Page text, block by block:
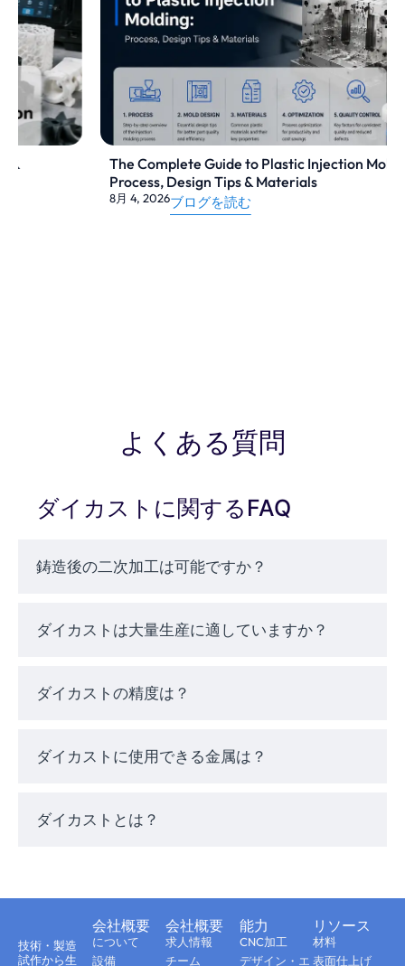
で、当社のダイカスト・サービスは、高品質
基準を維持しながら生産規模を拡大するビジ
ネスを支援します。
なぜダイカストなの
か？
ダイカストは、一貫した形状と優れた表面仕
高い生産効率
コーティングやメッキに適した滑らかな
表面
大量生産で部品単価が安い
エリートモールドテックでは、アルミニウ
ダイカストに依存する
ダイカスト鋳造は、部品の一貫性、軽量化、
自動車 - トランスミッションハウジン
The Complete Guide to Plastic Injection Molding:
Process, Design Tips & Materials
ブログを読む
よくある質問
ダイカストに関するFAQ
鋳造後の二次加工は可能ですか？
ダイカストは大量生産に適していますか？
ダイカストの精度は？
ダイカストに使用できる金属は？
ダイカストとは？
技術・製造
試作から生
会社概要
について
設備
会社概要
求人情報
チーム
能力
CNC加工
デザイン・エ
リソース
材料
表面仕上げ